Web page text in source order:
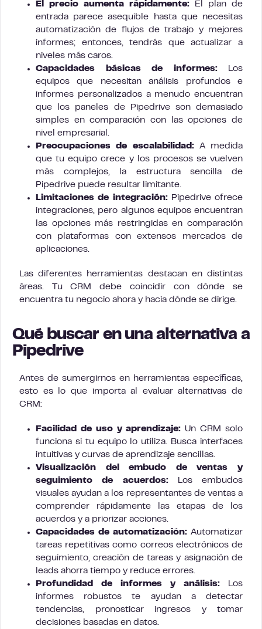
El precio aumenta rápidamente: El plan de
entrada parece asequible hasta que necesitas
automatización de flujos de trabajo y mejores
informes; entonces, tendrás que actualizar a
niveles más caros.
Capacidades básicas de informes:Los
equipos que necesitan análisis profundos e
informes personalizados a menudo encuentran
que los paneles de Pipedrive son demasiado
simples en comparación con las opciones de
nivel empresarial.
Preocupaciones de escalabilidad:A medida
que tu equipo crece y los procesos se vuelven
más complejos, la estructura sencilla de
Pipedrive puede resultar limitante.
Limitaciones de integración:Pipedrive ofrece
integraciones, pero algunos equipos encuentran
las opciones más restringidas en comparación
con plataformas con extensos mercados de
aplicaciones.
Las diferentes herramientas destacan en distintas
áreas. Tu CRM debe coincidir con dónde se
encuentra tu negocio ahora y hacia dónde se dirige.
Qué buscar en una alternativa a
Pipedrive
Antes de sumergirnos en herramientas específicas,
esto es lo que importa al evaluar alternativas de
CRM:
Facilidad de uso y aprendizaje: Un CRM solo
funciona si tu equipo lo utiliza. Busca interfaces
intuitivas y curvas de aprendizaje sencillas.
Visualización del embudo de ventas y
seguimiento de acuerdos:Los embudos
visuales ayudan a los representantes de ventas a
comprender rápidamente las etapas de los
acuerdos y a priorizar acciones.
Capacidades de automatización: Automatizar
tareas repetitivas como correos electrónicos de
seguimiento, creación de tareas y asignación de
leads ahorra tiempo y reduce errores.
Profundidad de informes y análisis: Los
informes robustos te ayudan a detectar
tendencias, pronosticar ingresos y tomar
decisiones basadas en datos.